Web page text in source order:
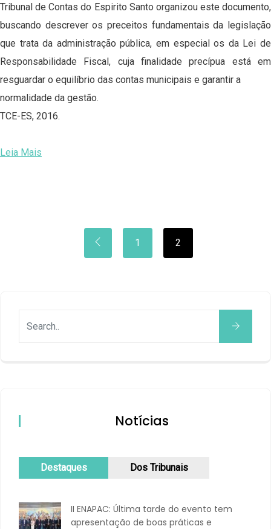
Tribunal de Contas do Espirito Santo organizou este documento,
buscando descrever os preceitos fundamentais da legislação
que trata da administração pública, em especial os da Lei de
Responsabilidade Fiscal, cuja finalidade precípua está em
resguardar o equilíbrio das contas municipais e garantir a
normalidade da gestão.
TCE-ES, 2016.
Leia Mais
1 2
Notícias
Destaques Dos Tribunais
II ENAPAC: Última tarde do evento tem
apresentação de boas práticas e